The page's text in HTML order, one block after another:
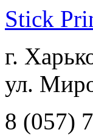
Stick
г.
ул.
8 (057)